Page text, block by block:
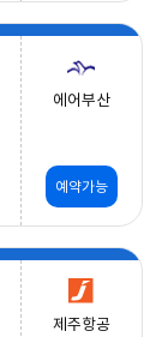
에어부산
예약가능
제주항공